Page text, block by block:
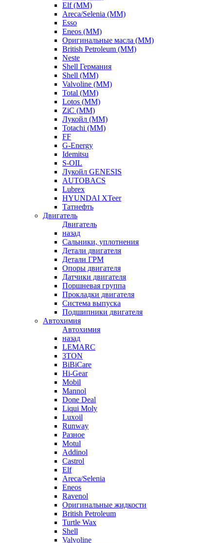
Elf (ММ)
Areca/Selenia (ММ)
Esso
Eneos (ММ)
Оригинальные масла (ММ)
British Petroleum (ММ)
Neste
Shell Германия
Shell (ММ)
Valvoline (ММ)
Total (ММ)
Lotos (ММ)
ZiC (ММ)
Лукойл (ММ)
Totachi (MM)
FF
G-Energy
Idemitsu
S-OIL
Лукойл GENESIS
AUTOBACS
Lubrex
HYUNDAI XTeer
Татнефть
Двигатель
Двигатель
назад
Сальники, уплотнения
Детали двигателя
Детали ГРМ
Опоры двигателя
Датчики двигателя
Поршневая группа
Прокладки двигателя
Система выпуска
Подшипники двигателя
Автохимия
Автохимия
назад
LEMARC
3TON
BiBiCare
Hi-Gear
Mobil
Mannol
Done Deal
Liqui Moly
Luxoil
Runway
Разное
Motul
Addinol
Castrol
Elf
Areca/Selenia
Eneos
Ravenol
Оригинальные жидкости
British Petroleum
Turtle Wax
Shell
Valvoline